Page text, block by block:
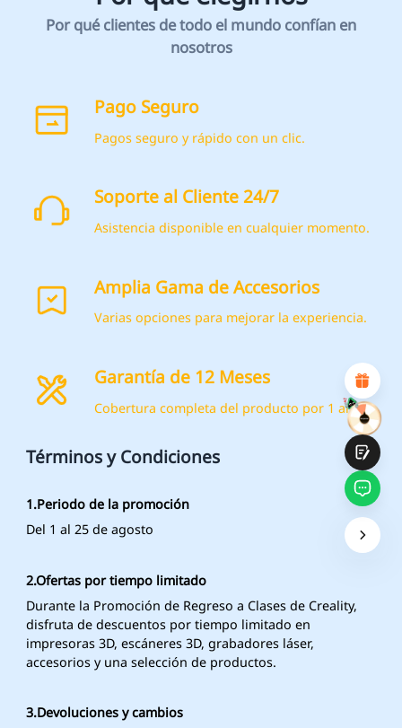
Pago Seguro
Pagos seguro y rápido con un clic.
Soporte al Cliente 24/7
Asistencia disponible en cualquier momento.
Amplia Gama de Accesorios
Varias opciones para mejorar la experiencia.
Garantía de 12 Meses
Cobertura completa del producto por 1 año.
Términos y Condiciones
CALIFIQUE SU NIVEL DE SATISFACCIÓN CON ESTA
PÁGINA:
RAZONES DE SU SATISFACCIÓN
Diseño visual atractivo
Contenido abundante
Interacción fluida en la página (al hacer clic)